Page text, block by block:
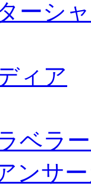
ーシ
ィア
ベラ
ンサ